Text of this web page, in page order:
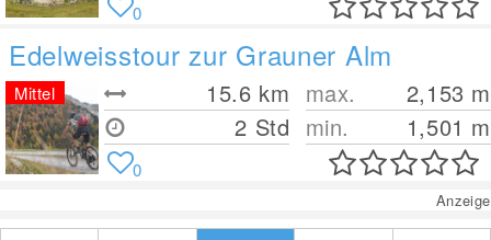
0
Edelweisstour zur Grauner Alm
15.6 km
2 Std
max. 2,153 m
min.
1,501 m
Mittel
0
Anzeige